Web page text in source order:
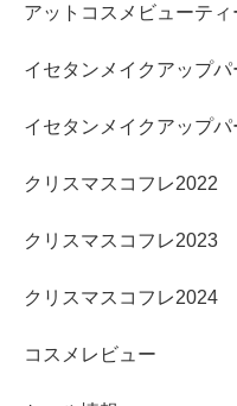
アットコスメビューテ
イセタンメイクアップ
イセタンメイクアップ
クリスマスコフレ2022
クリスマスコフレ2023
クリスマスコフレ2024
コスメレビュー